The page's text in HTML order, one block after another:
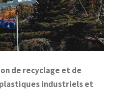
de recyclage et de
industriels et